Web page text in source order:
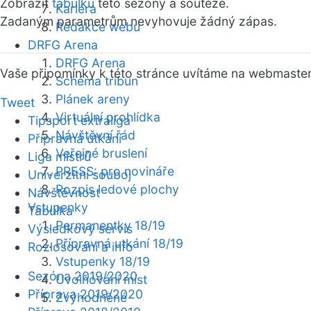
Kariéra
Redakce webu
DRFG Arena
DRFG Arena
Schéma tribun
Plánek areny
Virtuální prohlídka
Návštěvní řád
Veřejné bruslení
PRESS: pro novináře
Rozpis ledové plochy
Vstupenky
Permanentky 18/19
Přípravná utkání 18/19
Vstupenky 18/19
Uvolňování míst
Zvýhodněné
Zobrazit tabulku této sezóny a soutěže.
Zadaným parametrům nevyhovuje žádný zápas.
Vaše připomínky k této stránce uvítáme na webmaster
Tweet
Tipsport extraliga
Přípravná utkání
Liga mistrů
Univerzitní souboj
Návštěvnost
Tabulka
Výsledkový servis
Rozlosování a info
Sezóna 2019/2020
Příprava 2019/2020